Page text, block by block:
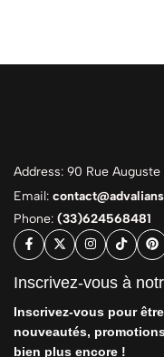
Address: 90 Rue
Email:
Phone: (33)624568481
Inscrivez-vous à
Inscrivez-vous pour
nouveautés,
bien plus encore !